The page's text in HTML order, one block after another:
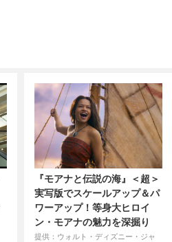
『モアナと伝説の海』＜超＞
実写版でスケールアップ＆パ
ワーアップ！等身大ヒロイ
ン・モアナの魅力を深掘り
提供：ウォルト・ディズニー・ジャ